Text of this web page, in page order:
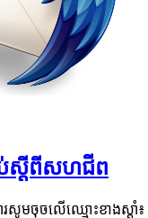
ប់ស្តីពីសហជីព
សូមចុចលើឈ្មោះខាងស្តាំ៖